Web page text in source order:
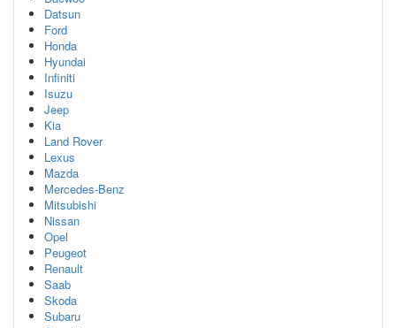
Datsun
Ford
Honda
Hyundai
Infiniti
Isuzu
Jeep
Kia
Land Rover
Lexus
Mazda
Mercedes-Benz
Mitsubishi
Nissan
Opel
Peugeot
Renault
Saab
Skoda
Subaru